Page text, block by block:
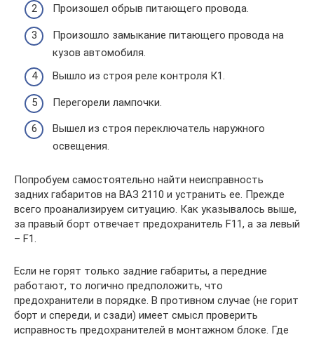
Произошел обрыв питающего провода.
Произошло замыкание питающего провода на
кузов автомобиля.
Вышло из строя реле контроля К1.
Перегорели лампочки.
Вышел из строя переключатель наружного
освещения.
Попробуем самостоятельно найти неисправность
задних габаритов на ВАЗ 2110 и устранить ее. Прежде
всего проанализируем ситуацию. Как указывалось выше,
за правый борт отвечает предохранитель F11, а за левый
– F1.
Если не горят только задние габариты, а передние
работают, то логично предположить, что
предохранители в порядке. В противном случае (не горит
борт и спереди, и сзади) имеет смысл проверить
исправность предохранителей в монтажном блоке. Где